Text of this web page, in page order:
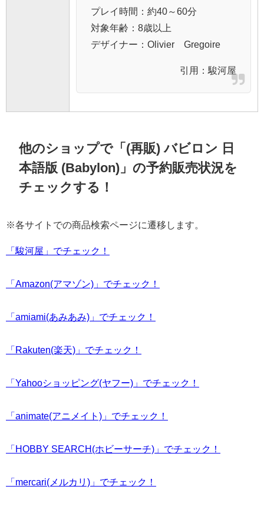
プレイ時間：約40～60分
対象年齢：8歳以上
デザイナー：Olivier Gregoire
引用： 駿河屋
他のショップで「(再販) バビロン 日
本語版 (Babylon)」の予約販売状況を
チェックする！
※各サイトでの商品検索ページに遷移します。
「駿河屋」でチェック！
「Amazon(アマゾン)」でチェック！
「amiami(あみあみ)」でチェック！
「Rakuten(楽天)」でチェック！
「Yahooショッピング(ヤフー)」でチェック！
「animate(アニメイト)」でチェック！
「HOBBY SEARCH(ホビーサーチ)」でチェック！
「mercari(メルカリ)」でチェック！